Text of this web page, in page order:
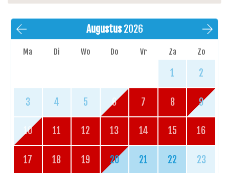
Augustus 2026
Ma Di Wo Do Vr Za Zo
1 2
3 4 5 6 7 8 9
10 11 12 13 14 15 16
17 18 19 20 21 22 23